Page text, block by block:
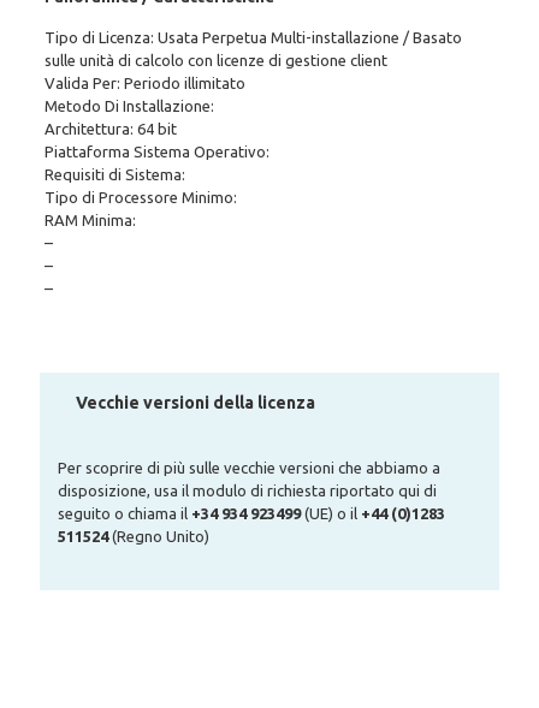
Tipo di Licenza: Usata Perpetua Multi-installazione / Basato
sulle unità di calcolo con licenze di gestione client
Valida Per: Periodo illimitato
Metodo Di Installazione:
Architettura: 64 bit
Piattaforma Sistema Operativo:
Requisiti di Sistema:
Tipo di Processore Minimo:
RAM Minima:
–
–
–
Vecchie versioni della licenza
Per scoprire di più sulle vecchie versioni che abbiamo a
disposizione, usa il modulo di richiesta riportato qui di
seguito o chiama il +34 934 923499(UE) o il +44 (0)1283
511524(Regno Unito)